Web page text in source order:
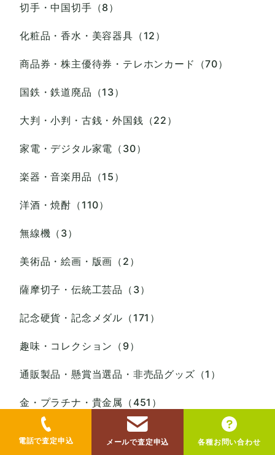
切手・中国切手（8）
化粧品・香水・美容器具（12）
商品券・株主優待券・テレホンカード（70）
国鉄・鉄道廃品（13）
大判・小判・古銭・外国銭（22）
家電・デジタル家電（30）
楽器・音楽用品（15）
洋酒・焼酎（110）
無線機（3）
美術品・絵画・版画（2）
薩摩切子・伝統工芸品（3）
記念硬貨・記念メダル（171）
趣味・コレクション（9）
通販製品・懸賞当選品・非売品グッズ（1）
金・プラチナ・貴金属（451）
銀・錫・鉄製品（12）
電話で査定申込 メールで査定申込 各種お問い合わせ